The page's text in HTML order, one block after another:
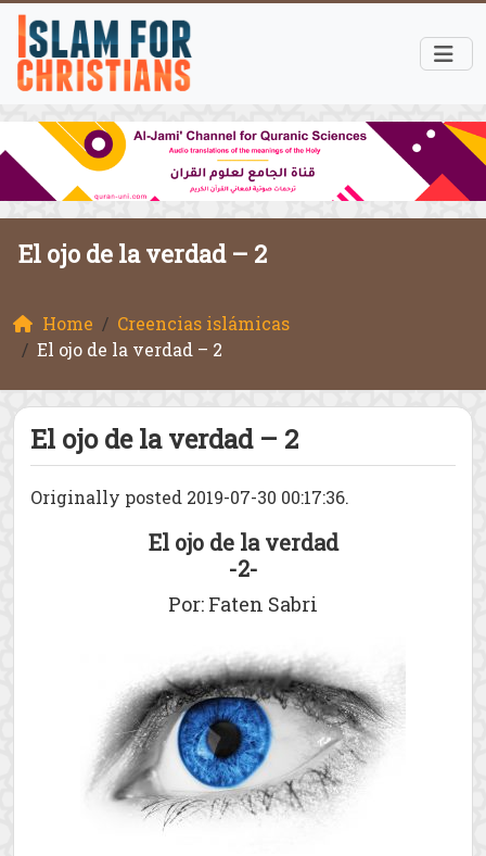
El ojo de la verdad – 2
Home
Creencias islámicas
El ojo de la verdad – 2
El ojo de la verdad – 2
Originally posted 2019-07-30 00:17:36.
El ojo de la verdad
-2-
Por: Faten Sabri